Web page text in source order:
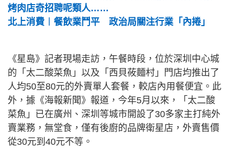
烤肉店奇招聘呢類人……
北上消費︱餐飲業鬥平 政治局關注行業「內捲」
《星島》記者現場走訪，午餐時段，位於深圳中心城
的「太二酸菜魚」以及「西貝莜麵村」門店均推出了
人均50至80元的外賣單人套餐，較店內用餐便宜。此
外，據《海報新聞》報道，今年5月以來，「太二酸
菜魚」已在廣州、深圳等城市開設了30多家主打純外
賣業務，無堂食，僅有後廚的品牌衛星店，外賣售價
從30元到40元不等。